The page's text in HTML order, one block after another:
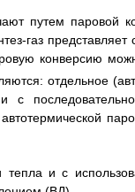
путем паровой
газ
конверсию
отдельное
с
и с